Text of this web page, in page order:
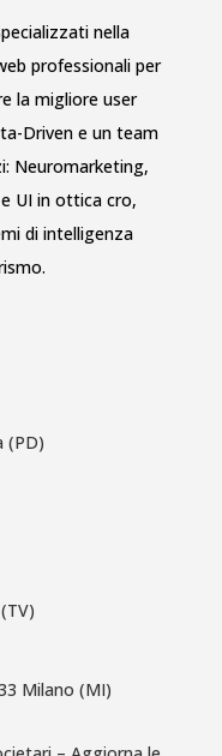
nella
professionali per
la migliore user
Driven e un team
Neuromarketing,
e UI in ottica cro,
di intelligenza
.
(PD)
Milano (MI)